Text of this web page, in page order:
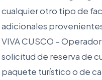
cualquier otro tipo de
adicionales
VIVA CUSCO –
solicitud de reserva de
paquete turístico o de